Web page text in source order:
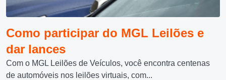
Como participar do MGL Leilões e
dar lances
Com o MGL Leilões de Veículos, você encontra centenas
de automóveis nos leilões virtuais, com...